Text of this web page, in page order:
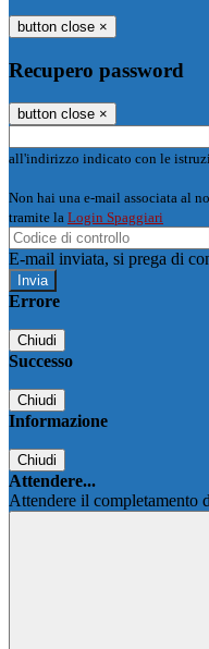
button close ×
Recupero password
button close ×
all'indirizzo indicato con le
Non hai una e-mail associata al
tramite la Login Spaggiari
E-mail inviata, si prega di
Errore
Chiudi
Successo
Chiudi
Informazione
Chiudi
Attendere...
Attendere il completamento